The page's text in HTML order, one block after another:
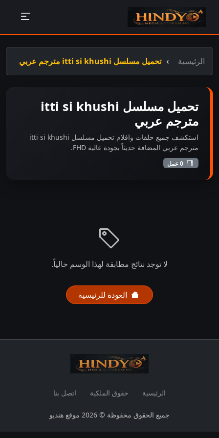
الرئيسية تحميل مسلسل itti si khushi مترجم عربي
تحميل مسلسل itti si khushi
مترجم عربي
استكشف جميع حلقات وافلام تحميل مسلسل itti si khushi
مترجم عربي المضافة حديثاً بجودة عالية FHD.
لا توجد نتائج مطابقة لهذا الوسم حالياً.
العودة للرئيسية
الرئيسية حقوق الملكية اتصل بنا
جميع الحقوق محفوظة © 2026 موقع هنديو